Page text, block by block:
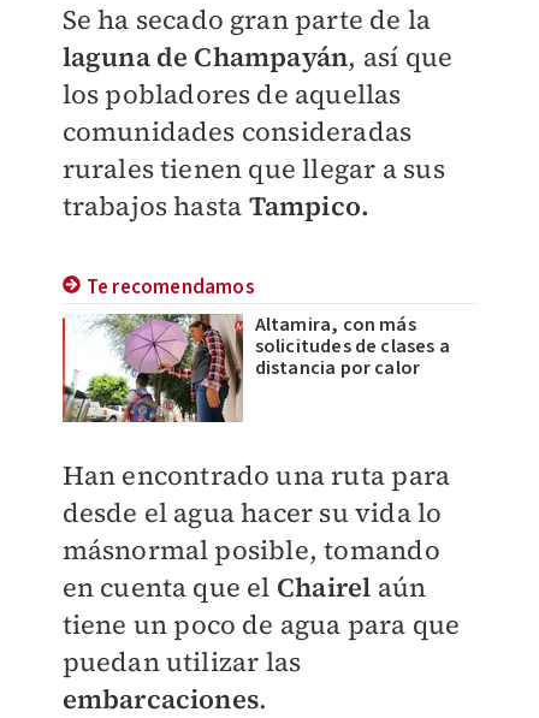
Se ha secado gran parte de la
laguna de Champayán, así que
los pobladores de aquellas
comunidades consideradas
rurales tienen que llegar a sus
trabajos hasta Tampico.
Te recomendamos
Altamira, con más
solicitudes de clases a
distancia por calor
Han encontrado una ruta para
desde el agua hacer su vida lo
másnormal posible, tomando
en cuenta que el Chairel aún
tiene un poco de agua para que
puedan utilizar las
embarcaciones.